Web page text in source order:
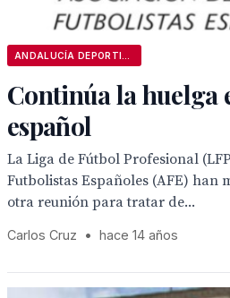
Continúa la huelga
español
La Liga de Fútbol Profesional
Futbolistas Españoles (AFE) han
otra reunión para tratar de...
Carlos Cruz • hace 14 años